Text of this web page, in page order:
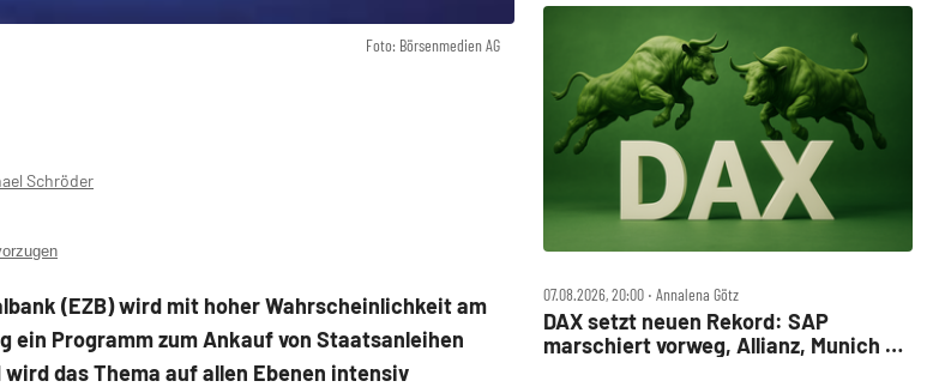
Foto: Börsenmedien AG
Schröder
(EZB) wird mit hoher Wahrscheinlichkeit am
ein Programm zum Ankauf von Staatsanleihen
das Thema auf allen Ebenen intensiv
07.08.2026, 20:00 ‧ Annalena Götz
DAX setzt neuen Rekord: SAP
marschiert vorweg, Allianz, Munich Re